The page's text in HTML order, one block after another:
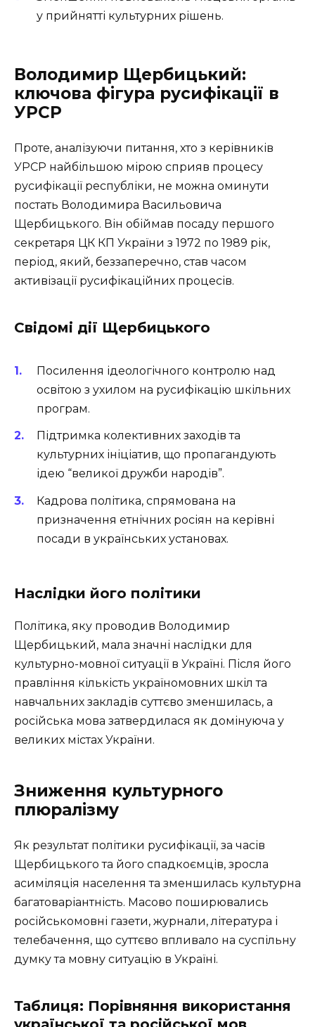
у прийнятті культурних рішень.
Володимир Щербицький:
ключова фігура русифікації в
УРСР
Проте, аналізуючи питання, хто з керівників
УРСР найбільшою мірою сприяв процесу
русифікації республіки, не можна оминути
постать Володимира Васильовича
Щербицького. Він обіймав посаду першого
секретаря ЦК КП України з 1972 по 1989 рік,
період, який, беззаперечно, став часом
активізації русифікаційних процесів.
Свідомі дії Щербицького
Посилення ідеологічного контролю над
освітою з ухилом на русифікацію шкільних
програм.
Підтримка колективних заходів та
культурних ініціатив, що пропагандують
ідею “великої дружби народів”.
Кадрова політика, спрямована на
призначення етнічних росіян на керівні
посади в українських установах.
Наслідки його політики
Політика, яку проводив Володимир
Щербицький, мала значні наслідки для
культурно-мовної ситуації в Україні. Після його
правління кількість україномовних шкіл та
навчальних закладів суттєво зменшилась, а
російська мова затвердилася як домінуюча у
великих містах України.
Зниження культурного
плюралізму
Як результат політики русифікації, за часів
Щербицького та його спадкоємців, зросла
асиміляція населення та зменшилась культурна
багатоваріантність. Масово поширювались
російськомовні газети, журнали, література і
телебачення, що суттєво впливало на суспільну
думку та мовну ситуацію в Україні.
Таблиця: Порівняння використання